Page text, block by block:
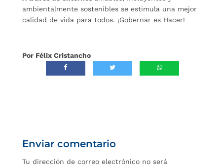
ambientalmente sostenibles se estimula una mejor
calidad de vida para todos. ¡Gobernar es Hacer!
Por Félix Cristancho
Enviar comentario
Tu dirección de correo electrónico no será